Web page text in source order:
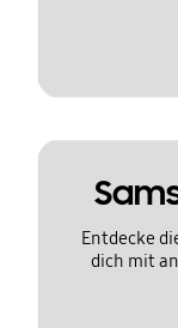
Entdecke
dich mit